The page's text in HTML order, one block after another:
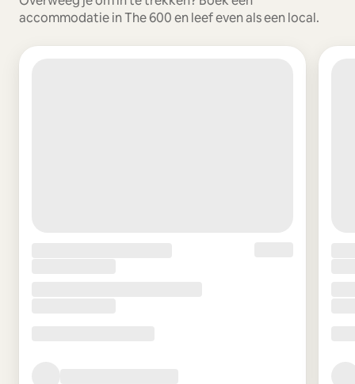
accommodatie in The 600 en leef even als een local.